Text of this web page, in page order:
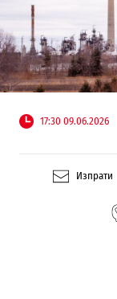
17:30 09.06.2026
Изпрати